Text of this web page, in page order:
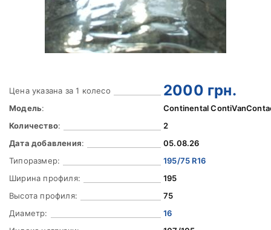
Цена указана за 1 колесо 2000 грн.
Модель:
Continental
Количество:
2
Дата добавления:
05.08.26
Типоразмер:
195/75 R16
Ширина профиля:
195
Высота профиля:
75
Диаметр:
16